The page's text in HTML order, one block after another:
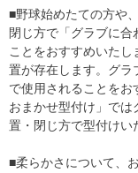
■野球始めたての方や
閉じ方で「グラブに
ことをおすすめいた
置が存在します。グラ
で使用されることを
おまかせ型付け」では
置・閉じ方で型付けい
■柔らかさについて、